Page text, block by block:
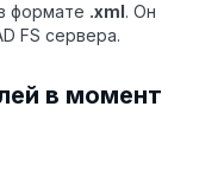
формате .xml. Он
FS сервера.
в момент